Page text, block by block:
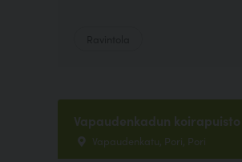
Vapaudenkadun koirapuisto
Vapaudenkatu, Pori, Pori